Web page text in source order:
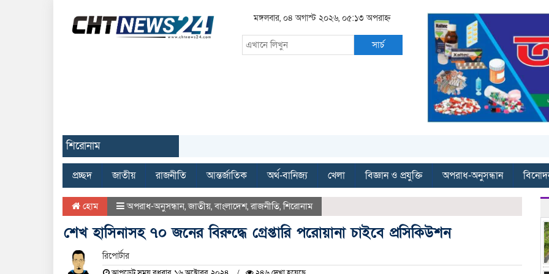
মঙ্গলবার, ০৪ অগাস্ট ২০২৬, ০৫:১৩ অপরাহ্ন
সার্চ
শিরোনাম
প্রচ্ছদ জাতীয় রাজনীতি আন্তর্জাতিক অর্থ-বানিজ্য খেলা বিজ্ঞান ও প্রযুক্তি অপরাধ-অনুসন্ধান
হোম অপরাধ-অনুসন্ধান,জাতীয়,বাংলাদেশ,রাজনীতি,শিরোনাম
শেখ হাসিনাসহ ৭০ জনের বিরুদ্ধে গ্রেপ্তারি পরোয়ানা চাইবে প্রসিকিউশন
রিপোর্টার